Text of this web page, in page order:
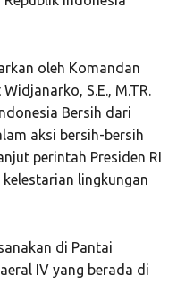
oleh Komandan
S.E., M.TR.
Bersih dari
aksi bersih-bersih
perintah Presiden RI
lingkungan
di Pantai
IV yang berada di